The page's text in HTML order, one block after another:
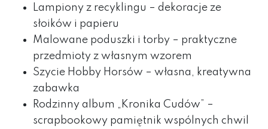
Lampiony z recyklingu – dekoracje ze
słoików i papieru
Malowane poduszki i torby – praktyczne
przedmioty z własnym wzorem
Szycie Hobby Horsów – własna, kreatywna
zabawka
Rodzinny album „Kronika Cudów” –
scrapbookowy pamiętnik wspólnych chwil